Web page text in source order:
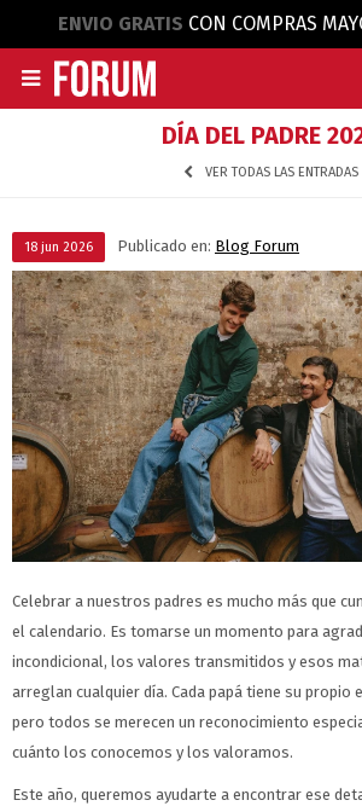
ENVIO GRATIS CON COMPRAS

DÍA DEL PADRE
VER TODAS LAS ENTRADAS
18 jun 2026 Publicado en: Blog Forum
Celebrar a nuestros padres es mucho más que
el calendario. Es tomarse un momento para
incondicional, los valores transmitidos y esos
arreglan cualquier día. Cada papá tiene su propio
pero todos se merecen un reconocimiento
cuánto los conocemos y los valoramos.
Este año, queremos ayudarte a encontrar ese